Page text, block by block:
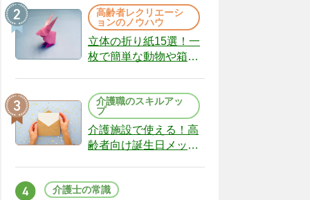
（22）
高齢者レクリエーシ
ョンのノウハウ
立体の折り紙15選！一
枚で簡単な動物や箱、
介護職のスキルアッ
プ
介護施設で使える！高
齢者向け誕生日メッセ
介護士の常識